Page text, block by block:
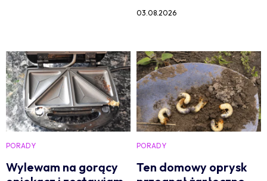
03.08.2026
PORADY
Wylewam na gorący
PORADY
Ten domowy oprysk